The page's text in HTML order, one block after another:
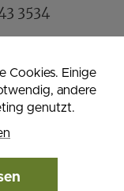
3534
Cookies. Einige
andere
genutzt.